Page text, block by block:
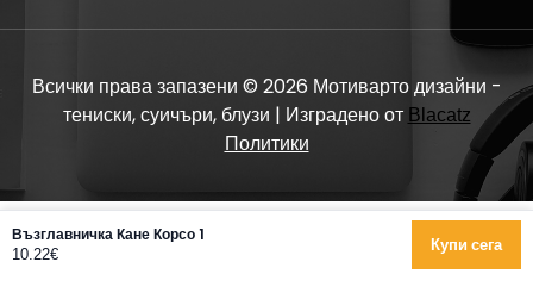
Всички права запазени © 2026 Мотиварто дизайни -
тениски, суичъри, блузи | Изградено от Blacatz
Политики
Възглавничка Кане Корсо 1
10.22€ Купи сега